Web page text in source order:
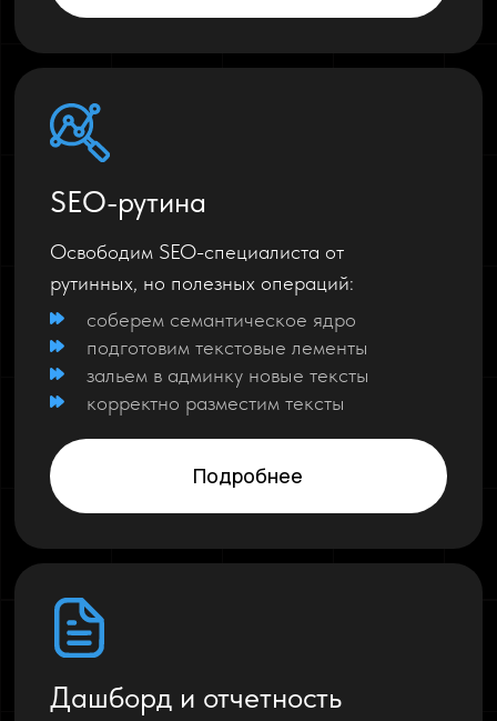
SEO-рутина
Освободим SEO-специалиста от
рутинных, но полезных операций:
соберем семантическое ядро
подготовим текстовые лементы
зальем в админку новые тексты
корректно разместим тексты
Подробнее
Дашборд и отчетность